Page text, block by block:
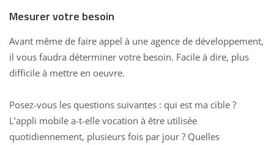
Mesurer votre besoin
Avant même de faire appel à une agence de développement,
il vous faudra déterminer votre besoin. Facile à dire, plus
difficile à mettre en oeuvre.
Posez-vous les questions suivantes : qui est ma cible ?
L’appli mobile a-t-elle vocation à être utilisée
quotidiennement, plusieurs fois par jour ? Quelles